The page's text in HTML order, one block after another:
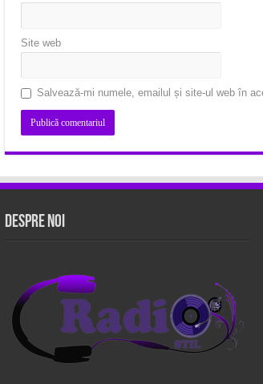
Site web
Salvează-mi numele, emailul și site-ul web în
Despre Noi